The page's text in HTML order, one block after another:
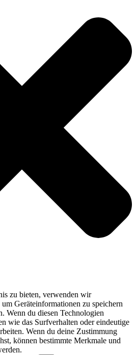
zu bieten, verwenden wir
Geräteinformationen zu speichern
Wenn du diesen Technologien
wie das Surfverhalten oder eindeutige
Wenn du deine Zustimmung
können bestimmte Merkmale und